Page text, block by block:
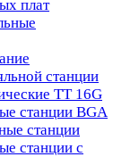
плат
станции
TT 16G
станции BGA
станции
станции с